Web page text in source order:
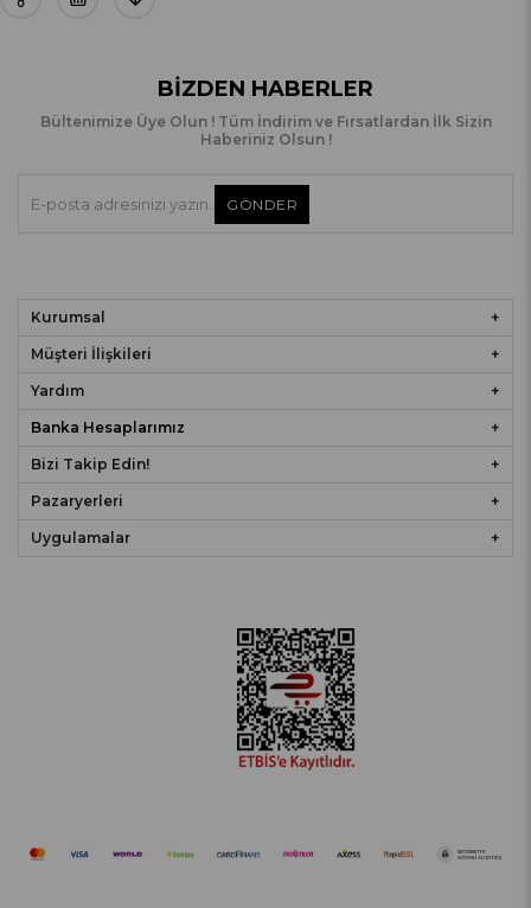
BIZDEN HABERLER
Bültenimize Üye Olun ! Tüm İndirim ve Fırsatlardan İlk Sizin
Haberiniz Olsun !
GÖNDER
Kurumsal
Müşteri İlişkileri
Yardım
Banka Hesaplarımız
Bizi Takip Edin!
Pazaryerleri
Uygulamalar